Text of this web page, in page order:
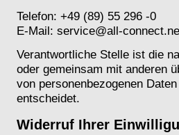
Telefon: +49 (89) 55 296 -0
E-Mail: service@all-
Verantwortliche Stelle ist die
oder gemeinsam mit anderen
von personenbezogenen
entscheidet.
Widerruf Ihrer